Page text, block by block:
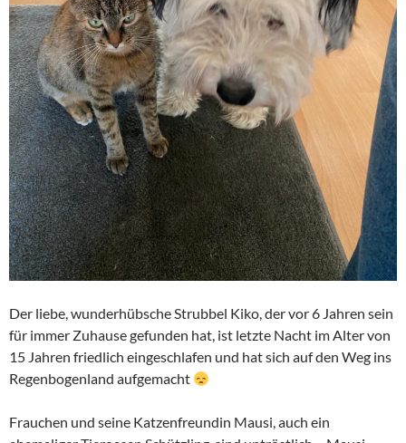
Der liebe, wunderhübsche Strubbel Kiko, der vor 6 Jahren sein
für immer Zuhause gefunden hat, ist letzte Nacht im Alter von
15 Jahren friedlich eingeschlafen und hat sich auf den Weg ins
Regenbogenland aufgemacht
Frauchen und seine Katzenfreundin Mausi, auch ein